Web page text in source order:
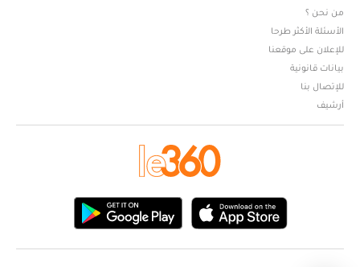
من نحن ؟
الأسئلة الأكثر طرحا
للإعلان على موقعنا
بيانات قانونية
للإتصال بنا
أرشيف